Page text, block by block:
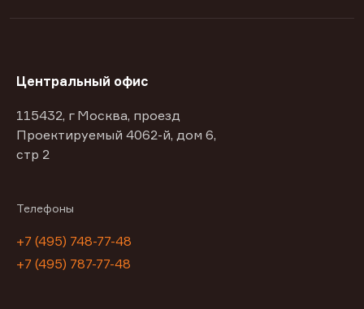
Центральный офис
115432, г Москва, проезд
Проектируемый 4062-й, дом 6,
стр 2
Телефоны
+7 (495) 748-77-48
+7 (495) 787-77-48